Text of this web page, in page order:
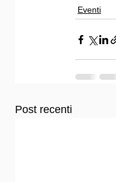
Eventi
Post recenti